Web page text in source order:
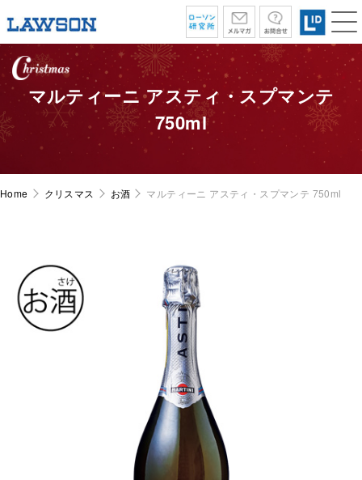
マルティーニ アスティ・スプマンテ
750ml
Home クリスマス お酒 マルティーニ アスティ・スプマンテ 750ml